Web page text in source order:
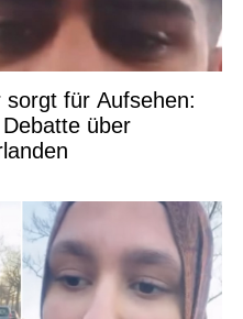
sorgt für Aufsehen:
über